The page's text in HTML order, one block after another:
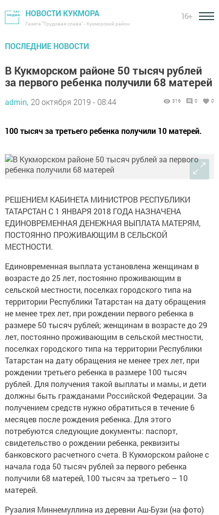
НОВОСТИ КУКМОРА
Газета "Трудовая слава" - Кукморский район
16+
ПОСЛЕДНИЕ НОВОСТИ
В Кукморском районе 50 тысяч рублей
за первого ребенка получили 68 матерей
admin, 20 октября 2019 - 08:44 316 0 0
100 тысяч за третьего ребенка получили 10 матерей.
РЕШЕНИЕМ КАБИНЕТА МИНИСТРОВ РЕСПУБЛИКИ
ТАТАРСТАН С 1 ЯНВАРЯ 2018 ГОДА НАЗНАЧЕНА
ЕДИНОВРЕМЕННАЯ ДЕНЕЖНАЯ ВЫПЛАТА МАТЕРЯМ,
ПОСТОЯННО ПРОЖИВАЮЩИМ В СЕЛЬСКОЙ
МЕСТНОСТИ.
Единовременная выплата установлена женщинам в
возрасте до 25 лет, постоянно проживающим в
сельской местности, поселках городского типа на
территории Республики Татарстан на дату обращения
не менее трех лет, при рождении первого ребенка в
размере 50 тысяч рублей; женщинам в возрасте до 29
лет, постоянно проживающим в сельской местности,
поселках городского типа на территории Республики
Татарстан на дату обращения не менее трех лет, при
рождении третьего ребенка в размере 100 тысяч
рублей. Для получения такой выплаты и мамы, и дети
должны быть гражданами Российской Федерации. За
получением средств нужно обратиться в течение 6
месяцев после рождения ребенка. Для этого
потребуются следующие документы: паспорт,
свидетельство о рождении ребенка, реквизиты
банковского расчетного счета. В Кукморском районе с
начала года 50 тысяч рублей за первого ребенка
получили 68 матерей, 100 тысяч за третьего – 10
матерей.
Рузалия Миннемуллина из деревни Аш-Бузи (на фото)